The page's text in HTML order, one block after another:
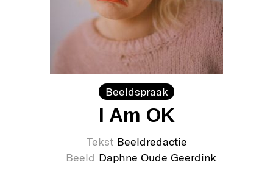
Beeldspraak
I Am OK
Tekst Beeldredactie
Beeld Daphne Oude Geerdink